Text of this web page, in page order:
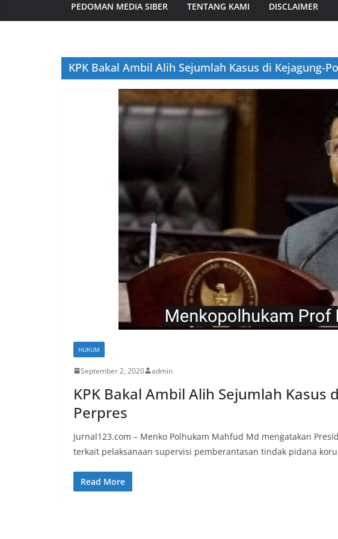
PEDOMAN MEDIA SIBER TENTANG KAMI DISCLAIMER
KPK Bakal Ambil Alih Sejumlah Kasus di Kejagung-
HUKUM
September 2, 2020 admin
KPK Bakal Ambil Alih Sejumlah Kasus
Perpres
Jurnal123.com – Menko Polhukam Mahfud Md mengatakan
terkait pelaksanaan supervisi pemberantasan tindak pidana
Read More